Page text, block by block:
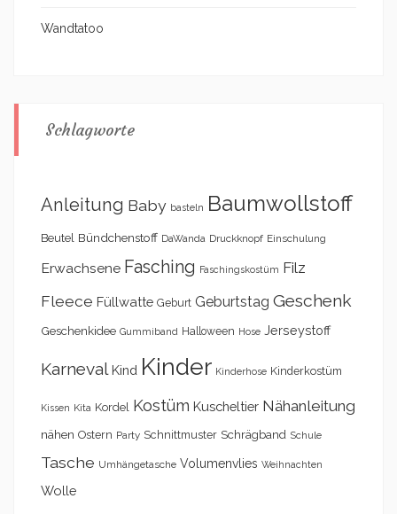
Wandtatoo
Schlagworte
Anleitung Baby basteln Baumwollstoff
Beutel Bündchenstoff DaWanda Druckknopf Einschulung
Erwachsene Fasching Faschingskostüm Filz
Fleece Füllwatte Geburt Geburtstag Geschenk
Geschenkidee Gummiband Halloween Hose Jerseystoff
Karneval Kind Kinder Kinderhose Kinderkostüm
Kissen Kita Kordel Kostüm Kuscheltier Nähanleitung
nähen Ostern Party Schnittmuster Schrägband Schule
Tasche Umhängetasche Volumenvlies Weihnachten
Wolle